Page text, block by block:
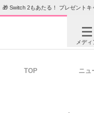
🎁 Switch 2もあたる！ プレゼントキ
メディ
TOP ニュ